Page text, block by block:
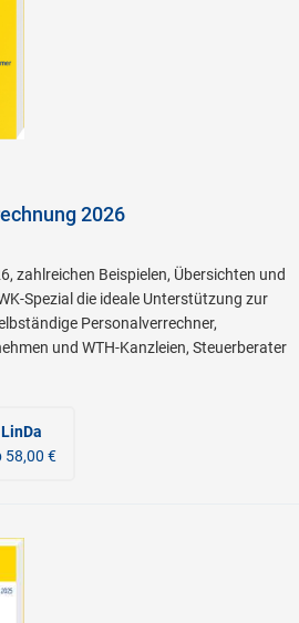
2026
zahlreichen Beispielen, Übersichten und
Spezial die ideale Unterstützung zur
Personalverrechner,
und WTH-Kanzleien, Steuerberater
58,00 €